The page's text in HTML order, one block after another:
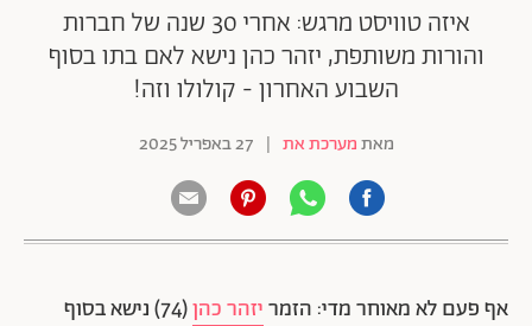
איזה טוויסט מרגש: אחרי 30 שנה של חברות
והורות משותפת, יזהר כהן נישא לאם בתו בסוף
השבוע האחרון - קולולו וזה!
מאתמערכת את | 27 באפריל 2025
אף פעם לא מאוחר מדי: הזמריזהר כהן
(74) נישא בסוף